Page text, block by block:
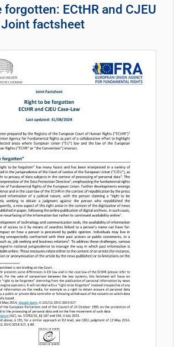
forgotten: ECtHR and CJEU
factsheet